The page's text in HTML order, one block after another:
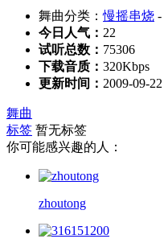
舞曲分类：慢摇串烧 -
今日人气： 22
试听总数： 75306
下载音质： 320Kbps
更新时间： 2009-09-22
舞曲
标签 暂无标签
你可能感兴趣的人：
zhoutong